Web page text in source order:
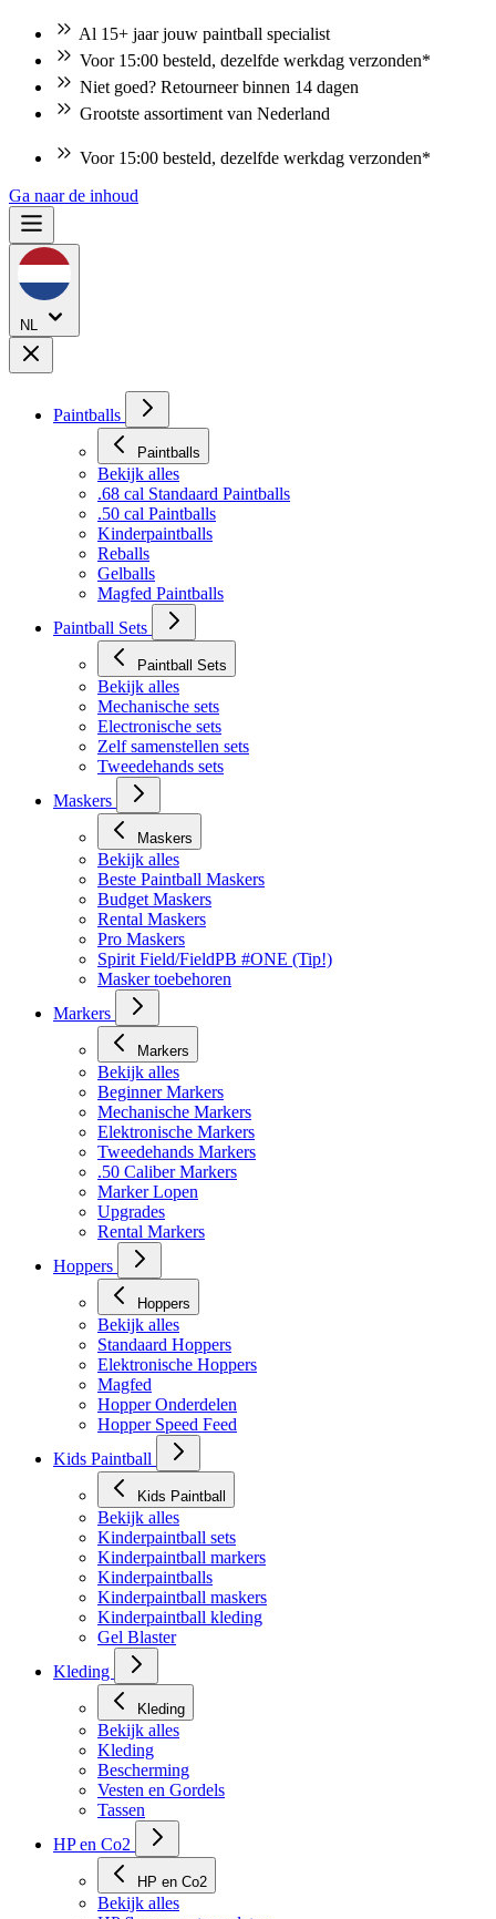
Al 15+ jaar jouw paintball specialist
Voor 15:00 besteld, dezelfde werkdag verzonden*
Niet goed? Retourneer binnen 14 dagen
Grootste assortiment van Nederland
Voor 15:00 besteld, dezelfde werkdag verzonden*
Ga naar de inhoud
NL
Paintballs
Paintballs
Bekijk alles
.68 cal Standaard Paintballs
.50 cal Paintballs
Kinderpaintballs
Reballs
Gelballs
Magfed Paintballs
Paintball Sets
Paintball Sets
Bekijk alles
Mechanische sets
Electronische sets
Zelf samenstellen sets
Tweedehands sets
Maskers
Maskers
Bekijk alles
Beste Paintball Maskers
Budget Maskers
Rental Maskers
Pro Maskers
Spirit Field/FieldPB #ONE (Tip!)
Masker toebehoren
Markers
Markers
Bekijk alles
Beginner Markers
Mechanische Markers
Elektronische Markers
Tweedehands Markers
.50 Caliber Markers
Marker Lopen
Upgrades
Rental Markers
Hoppers
Hoppers
Bekijk alles
Standaard Hoppers
Elektronische Hoppers
Magfed
Hopper Onderdelen
Hopper Speed Feed
Kids Paintball
Kids Paintball
Bekijk alles
Kinderpaintball sets
Kinderpaintball markers
Kinderpaintballs
Kinderpaintball maskers
Kinderpaintball kleding
Gel Blaster
Kleding
Bekijk alles
Kleding
Bescherming
Vesten en Gordels
Tassen
HP en Co2
HP en Co2